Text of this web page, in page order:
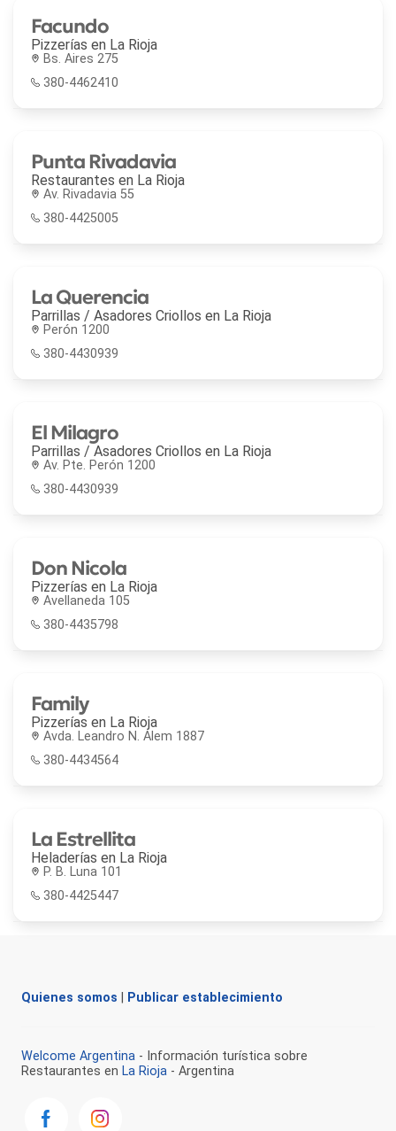
Facundo
Pizzerías en La Rioja
Bs. Aires 275
380-4462410
Punta Rivadavia
Restaurantes en La Rioja
Av. Rivadavia 55
380-4425005
La Querencia
Parrillas / Asadores Criollos en La Rioja
Perón 1200
380-4430939
El Milagro
Parrillas / Asadores Criollos en La Rioja
Av. Pte. Perón 1200
380-4430939
Don Nicola
Pizzerías en La Rioja
Avellaneda 105
380-4435798
Family
Pizzerías en La Rioja
Avda. Leandro N. Alem 1887
380-4434564
La Estrellita
Heladerías en La Rioja
P. B. Luna 101
380-4425447
Quienes somos Publicar establecimiento
Welcome Argentina - Información turística sobre
Restaurantes en La Rioja - Argentina